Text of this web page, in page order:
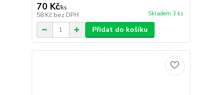
70 Kč/ks
58 Kč bez DPH Skladem 3 ks
Přidat do košíku